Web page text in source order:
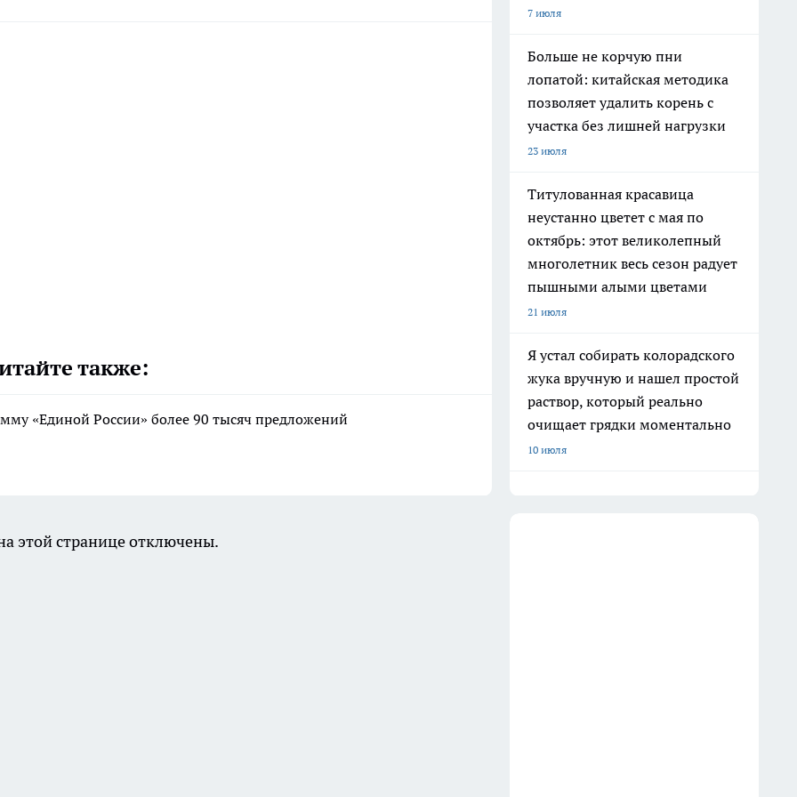
также:
«Единой России» более 90 тысяч предложений
7 июля
Больше не корчую пни
лопатой: китайская методика
позволяет удалить корень с
участка без лишней нагрузки
23 июля
Титулованная красавица
неустанно цветет с мая по
октябрь: этот великолепный
многолетник весь сезон радует
пышными алыми цветами
21 июля
Я устал собирать колорадского
жука вручную и нашел простой
раствор, который реально
очищает грядки моментально
10 июля
этой странице отключены.